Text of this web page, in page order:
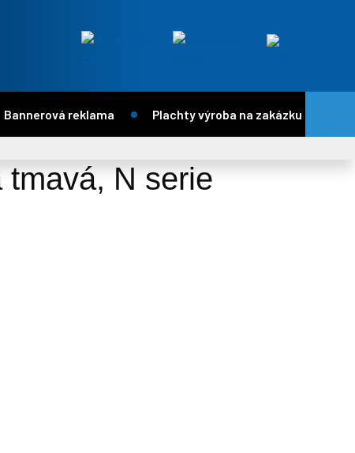
Bannerová reklama Plachty výroba na zakázku
N serie